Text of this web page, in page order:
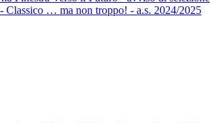
Classico … ma non troppo! - a.s. 2024/2025